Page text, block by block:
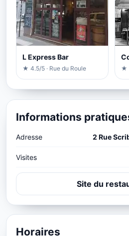
L Express Bar
★ 4.5/5 · Rue du Roule ★
Informations
Adresse 2 Rue
Visites
Site du
Horaires